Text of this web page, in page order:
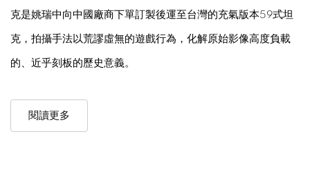
克是姚瑞中向中國廠商下單訂製後運至台灣的充氣版本59式坦
克，拍攝手法以荒謬虛無的遊戲行為，化解原始影像高度負載
的、近乎刻板的歷史意義。
閱讀更多